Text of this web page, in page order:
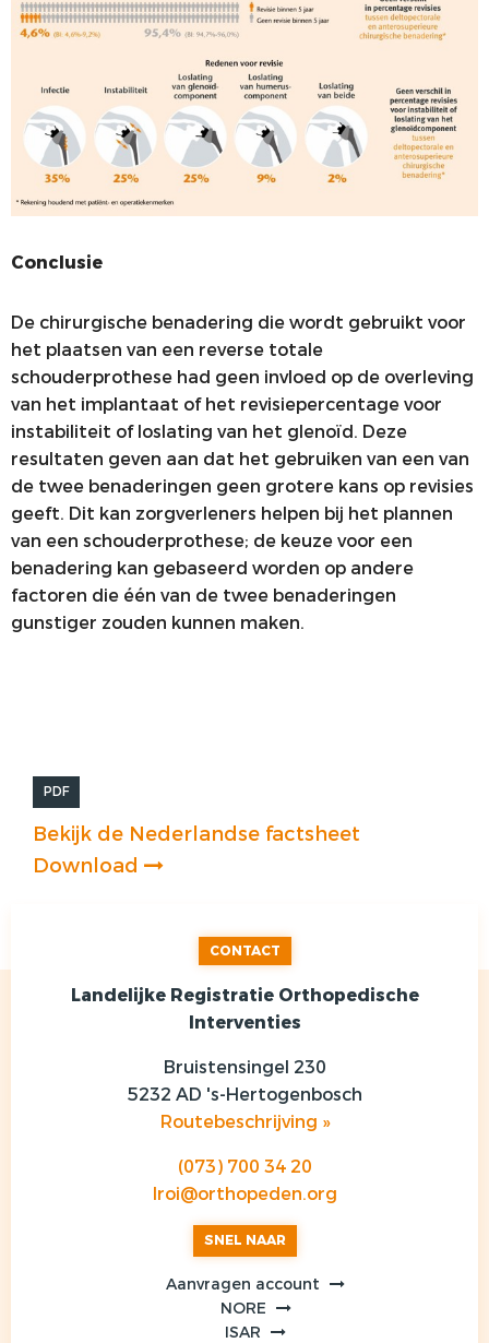
Conclusie
De chirurgische benadering die wordt gebruikt voor
het plaatsen van een reverse totale
schouderprothese had geen invloed op de overleving
van het implantaat of het revisiepercentage voor
instabiliteit of loslating van het glenoïd. Deze
resultaten geven aan dat het gebruiken van een van
de twee benaderingen geen grotere kans op revisies
geeft. Dit kan zorgverleners helpen bij het plannen
van een schouderprothese; de keuze voor een
benadering kan gebaseerd worden op andere
factoren die één van de twee benaderingen
gunstiger zouden kunnen maken.
PDF
Bekijk de Nederlandse factsheet
Download
CONTACT
Landelijke Registratie Orthopedische
Interventies
Bruistensingel 230
5232 AD 's-Hertogenbosch
Routebeschrijving »
(073) 700 34 20
lroi@orthopeden.org
SNEL NAAR
Aanvragen account
NORE
ISAR